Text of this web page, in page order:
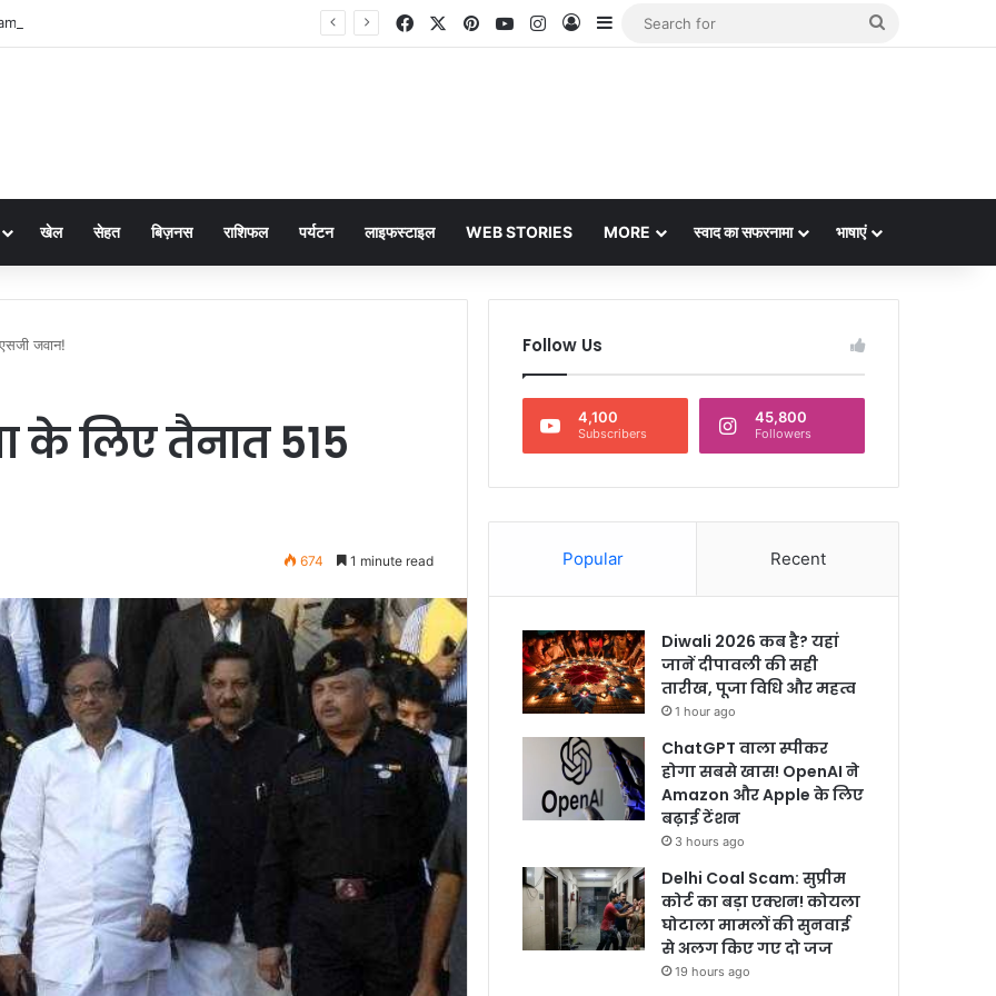
FacebookPinterestYouTubeInstagram
Log InSidebar
खेल सेहत बिज़नस राशिफल पर्यटन लाइफस्टाइल WEB STORIES MORE स्वाद का सफरनामा भाषाएं
जवान!
के लिए तैनात 515
674 1 minute read
Follow Us
4,100
Subscribers
45,800
Followers
Popular Recent
Diwali 2026 कब है? यहां
जानें दीपावली की सही
तारीख, पूजा विधि और महत्व
1 hour ago
ChatGPT वाला स्पीकर
होगा सबसे खास! OpenAI ने
Amazon और Apple के लिए
बढ़ाई टेंशन
3 hours ago
Delhi Coal Scam: सुप्रीम
कोर्ट का बड़ा एक्शन! कोयला
घोटाला मामलों की सुनवाई
से अलग किए गए दो जज
19 hours ago